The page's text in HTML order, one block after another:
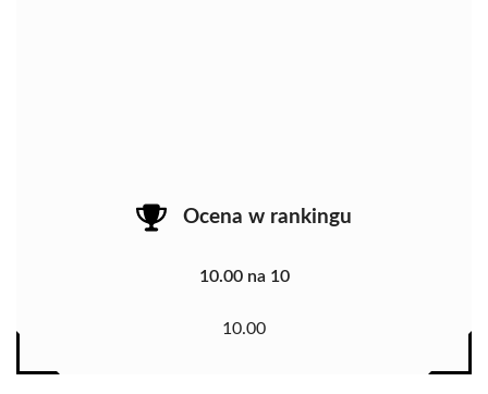
Ocena w rankingu
10.00 na 10
10.00